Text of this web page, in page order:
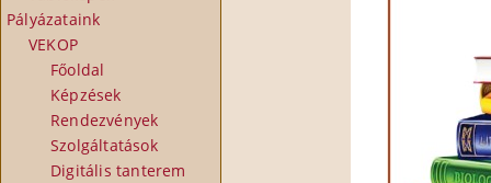
Pályázataink
VEKOP
Főoldal
Képzések
Rendezvények
Szolgáltatások
Digitális tanterem